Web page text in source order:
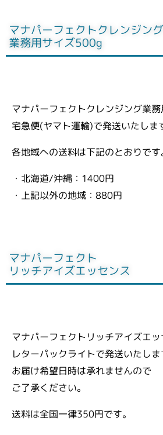
マナパーフェクトクレンジング
業務用サイズ500g
マナパーフェクトクレンジング業
宅急便(ヤマト運輸)で発送いたしま
各地域への送料は下記のとおりです
・北海道/沖縄：1400円
・上記以外の地域：880円
マナパーフェクト
リッチアイズエッセンス
マナパーフェクトリッチアイズエ
レターパックライトで発送いたしま
お届け希望日時は承れませんので
ご了承ください。
送料は全国一律350円です。